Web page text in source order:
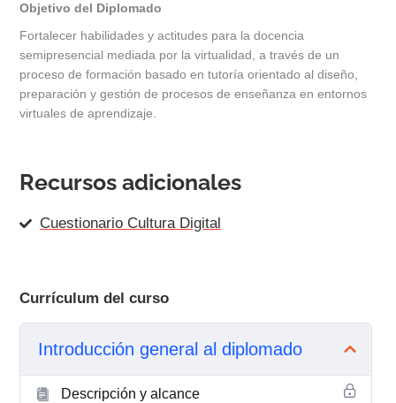
Objetivo del Diplomado
Fortalecer habilidades y actitudes para la docencia
semipresencial mediada por la virtualidad, a través de un
proceso de formación basado en tutoría orientado al diseño,
preparación y gestión de procesos de enseñanza en entornos
virtuales de aprendizaje.
Recursos adicionales
Cuestionario Cultura Digital
Currículum del curso
Introducción general al diplomado
Descripción y alcance